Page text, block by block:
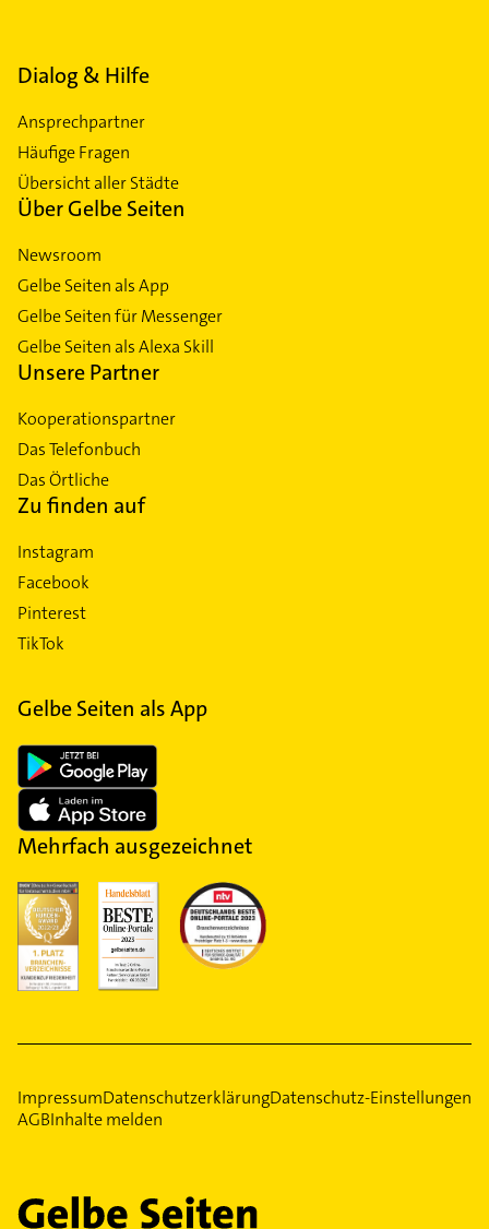
Dialog & Hilfe
Ansprechpartner
Häufige Fragen
Übersicht aller Städte
Über Gelbe Seiten
Newsroom
Gelbe Seiten als App
Gelbe Seiten für Messenger
Gelbe Seiten als Alexa Skill
Unsere Partner
Kooperationspartner
Das Telefonbuch
Das Örtliche
Zu finden auf
Instagram
Facebook
Pinterest
TikTok
Gelbe Seiten als App
Mehrfach ausgezeichnet
ImpressumDatenschutzerklärungDatenschutz-Einstellungen
AGBInhalte melden